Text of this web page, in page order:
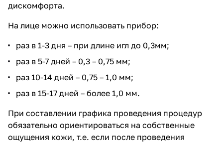
дискомфорта.
На лице можно использовать прибор:
раз в 1-3 дня – при длине игл до 0,3мм;
раз в 5-7 дней – 0,3 – 0,75 мм;
раз 10-14 дней – 0,75 – 1,0 мм;
раз в 15-17 дней – более 1,0 мм.
При составлении графика проведения процедур
обязательно ориентироваться на собственные
ощущения кожи, т.е. если после проведения